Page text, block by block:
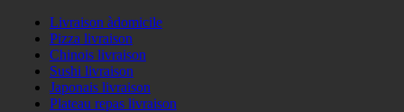
Livraison àdomicile
Pizza livraison
Chinois livraison
Sushi livraison
Japonais livraison
Plateau repas livraison